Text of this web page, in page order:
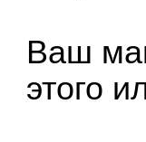
Ваш
этого